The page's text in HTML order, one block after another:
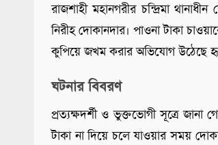
রাজশাহী মহানগরীর চন্দ্রিমা
নিরীহ দোকানদার। পাওনা টাকা
কুপিয়ে জখম করার অভিযোগ উঠেছে
ঘটনার বিবরণ
প্রত্যক্ষদর্শী ও ভুক্তভোগী সূত্রে
টাকা না দিয়ে চলে যাওয়ার সময়